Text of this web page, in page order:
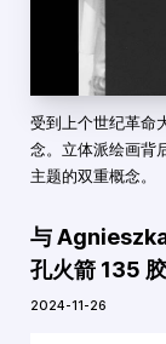
受到上个世纪革命
念。立体派绘画背
主题的双重概念。
与
孔火箭 135
2024-11-26